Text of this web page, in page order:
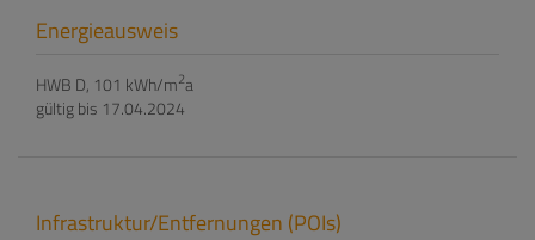
Energieausweis
HWB D, 101 kWh/m2a
gültig bis 17.04.2024
Infrastruktur/Entfernungen (POIs)